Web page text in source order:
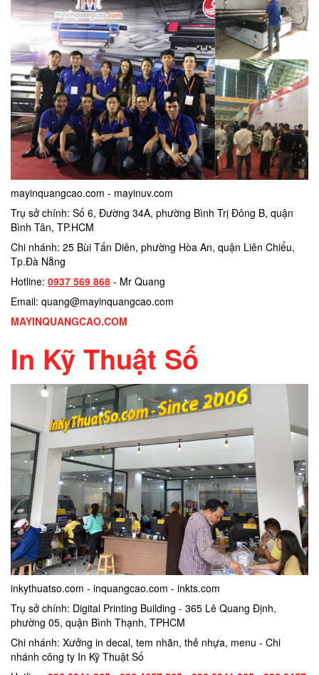
mayinquangcao.com - mayinuv.com
Trụ sở chính: Số 6, Đường 34A, phường Bình Trị Đông B, quận
Bình Tân, TP.HCM
Chi nhánh: 25 Bùi Tấn Diên, phường Hòa An, quận Liên Chiểu,
Tp.Đà Nẵng
Hotline: 0937 569 868 - Mr Quang
Email: quang@mayinquangcao.com
MAYINQUANGCAO.COM
In Kỹ Thuật Số
inkythuatso.com - inquangcao.com - inkts.com
Trụ sở chính: Digital Printing Building - 365 Lê Quang Định,
phường 05, quận Bình Thạnh, TPHCM
Chi nhánh: Xưởng in decal, tem nhãn, thẻ nhựa, menu - Chi
nhánh công ty In Kỹ Thuật Số